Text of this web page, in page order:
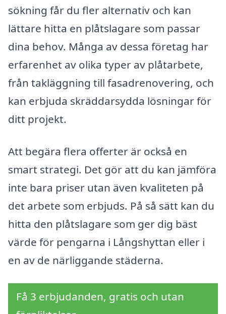
sökning får du fler alternativ och kan
lättare hitta en plåtslagare som passar
dina behov. Många av dessa företag har
erfarenhet av olika typer av plåtarbete,
från takläggning till fasadrenovering, och
kan erbjuda skräddarsydda lösningar för
ditt projekt.
Att begära flera offerter är också en
smart strategi. Det gör att du kan jämföra
inte bara priser utan även kvaliteten på
det arbete som erbjuds. På så sätt kan du
hitta den plåtslagare som ger dig bäst
värde för pengarna i Långshyttan eller i
en av de närliggande städerna.
Få 3 erbjudanden, gratis och utan